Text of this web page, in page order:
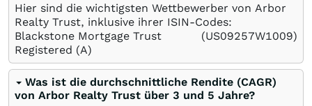
Hier sind die wichtigsten Wettbewerber von Arbor
Realty Trust, inklusive ihrer ISIN-Codes:
Blackstone Mortgage Trust
Registered (A)
(US09257W1009)
Was ist die durchschnittliche Rendite (CAGR)
von Arbor Realty Trust über 3 und 5 Jahre?